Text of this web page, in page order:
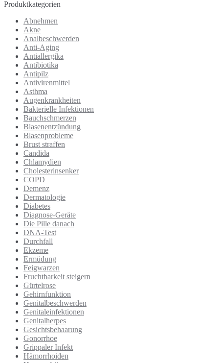
Produktkategorien
Abnehmen
Akne
Analbeschwerden
Anti-Aging
Antiallergika
Antibiotika
Antipilz
Antivirenmittel
Asthma
Augenkrankheiten
Bakterielle Infektionen
Bauchschmerzen
Blasenentzündung
Blasenprobleme
Brust straffen
Candida
Chlamydien
Cholesterinsenker
COPD
Demenz
Dermatologie
Diabetes
Diagnose-Geräte
Die Pille danach
DNA-Test
Durchfall
Ekzeme
Ermüdung
Feigwarzen
Fruchtbarkeit steigern
Gürtelrose
Gehirnfunktion
Genitalbeschwerden
Genitaleinfektionen
Genitalherpes
Gesichtsbehaarung
Gonorrhoe
Grippaler Infekt
Hämorrhoiden